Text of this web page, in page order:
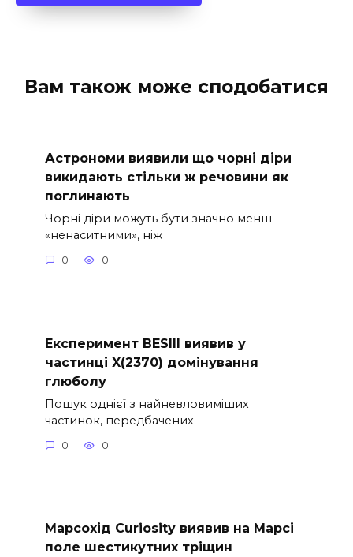
Вам також може сподобатися
Астрономи виявили що чорні діри
викидають стільки ж речовини як
поглинають
Чорні діри можуть бути значно менш
«ненаситними», ніж
0 0
Експеримент BESIII виявив у
частинці X(2370) домінування
глюболу
Пошук однієї з найневловиміших
частинок, передбачених
0 0
Марсохід Curiosity виявив на Марсі
поле шестикутних тріщин